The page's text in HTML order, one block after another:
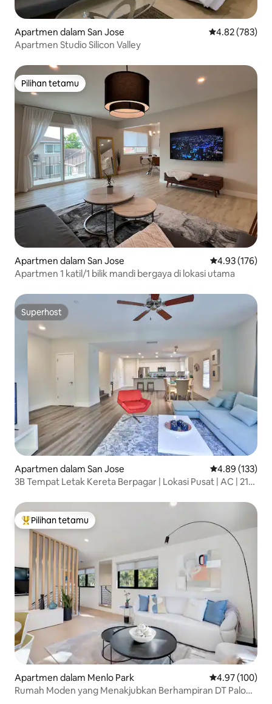
Apartmen dalam San Jose Penarafan
4.82 (783)
Apartmen Studio Silicon Valley
Pilihan tetamu
Pilihan tetamu
Apartmen dalam San Jose Penarafan
4.93 (176)
Apartmen 1 katil/1 bilik mandi bergaya di lokasi utama
Superhost
Superhost
Apartmen dalam San Jose Penarafan
4.89 (133)
3B Tempat Letak Kereta Berpagar | Lokasi Pusat | AC | 217
Pilihan utama tetamu
Pilihan tetamu
Apartmen dalam Menlo Park Penarafan
4.97 (100)
Rumah Moden yang Menakjubkan Berhampiran DT Palo